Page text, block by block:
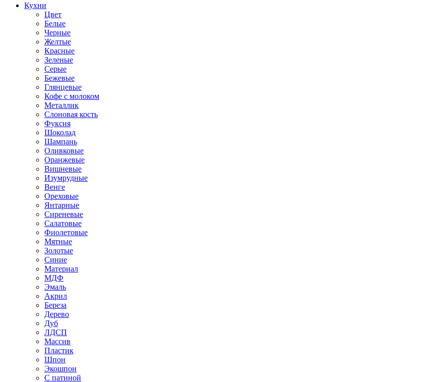
Кухни
Цвет
Белые
Черные
Желтые
Красные
Зеленые
Серые
Бежевые
Глянцевые
Кофе с молоком
Металлик
Слоновая кость
Фуксия
Шоколад
Шампань
Оливковые
Оранжевые
Вишневые
Изумрудные
Венге
Ореховые
Янтарные
Сиреневые
Салатовые
Фиолетовые
Мятные
Золотые
Синие
Материал
МДФ
Эмаль
Акрил
Береза
Дерево
Дуб
ЛДСП
Массив
Пластик
Шпон
Экошпон
С патиной